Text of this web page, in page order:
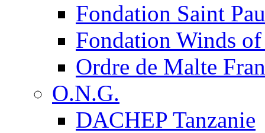
Fondation Saint
Fondation Winds
Ordre de Malte
O.N.G.
DACHEP Tanzanie